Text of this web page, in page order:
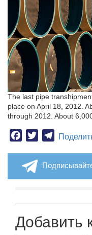
The last pipe
place on April 18, 2012.
through 2012. About
Facebook
TwitterTelegram
Добавить